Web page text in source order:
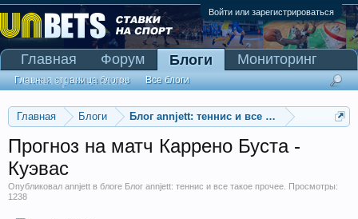
Войти или зарегистрироваться
Главная Блоги Блог annjett: теннис и все такое прочее
Прогноз на матч Каррено Буста -
Куэвас
Опубликовал annjett в блоге Блог annjett: теннис и все такое прочее . Просмотры:
1238
Главная Форум Блоги
Главная страница блогов Все блоги
Мониторинг
Сканер Pinnacle